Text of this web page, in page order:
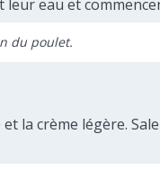
leur eau et
du poulet.
la crème légère.